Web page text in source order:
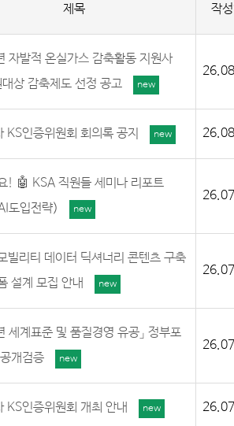
제목 작
자발적 온실가스 감축활동 지원사
대상 감축제도 선정 공고
new
KS인증위원회 회의록 공지 new
! 🤖 KSA 직원들 세미나 리포트
도입전략)
new
빌리티 데이터 딕셔너리 콘텐츠 구축
설계 모집 안내
new
세계표준 및 품질경영 유공」 정부포
개검증
new
KS인증위원회 개최 안내 new